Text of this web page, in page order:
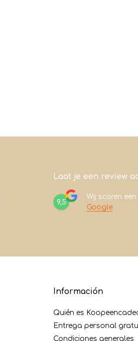
Laat je een review
9,5
Wij scoren een
Google
Información
Quién es
Entrega personal
Condiciones generales